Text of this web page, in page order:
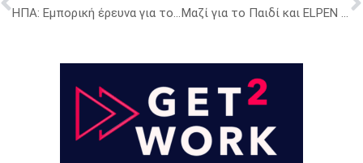
ΗΠΑ: Εμπορική έρευνα για το γερμανικό σχέδιο μείωσης δαπανών στα φάρμακα Μαζί για το Παιδί και ELPEN στην Ορεστιάδα